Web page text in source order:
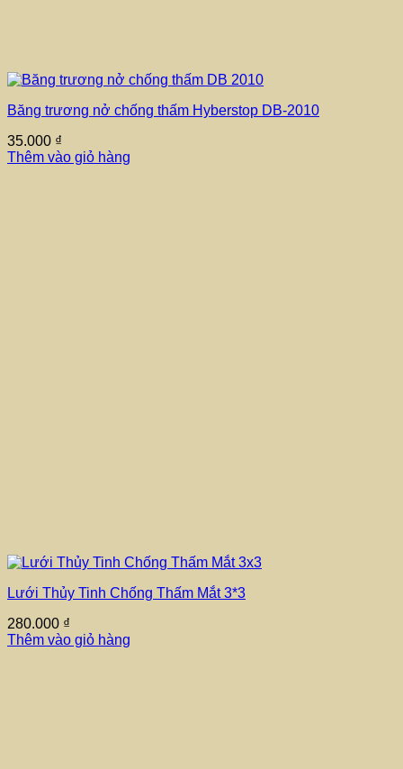
Băng trương nở chống thấm Hyberstop DB-2010
35.000 ₫
Thêm vào giỏ hàng
Lưới Thủy Tinh Chống Thấm Mắt 3*3
280.000 ₫
Thêm vào giỏ hàng